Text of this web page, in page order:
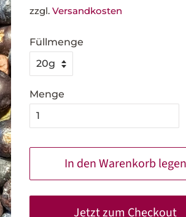
zzgl. Versandkosten
Füllmenge
Menge
In den Warenkorb legen
Jetzt zum Checkout